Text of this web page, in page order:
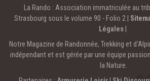
La Rando : Association immatriculée au
Strasbourg sous le volume 90 - Folio 2 |
Légales
Notre Magazine de Randonnée, Trekking et
indépendant et est gérée par une équipe
la Nature.